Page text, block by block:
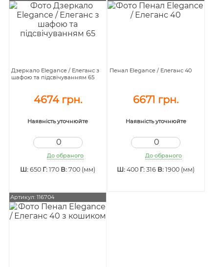
Дзеркало Elegance / Елеганс з
шафою та підсвічуванням 65
4674 грн.
Наявність уточнюйте
До обраного
Ш:650 Г:170 В:700 (мм)
Пенал Elegance / Елеганс 40
6671 грн.
Наявність уточнюйте
До обраного
Ш:400 Г:316 В:1900 (мм)
Артикул: 116704